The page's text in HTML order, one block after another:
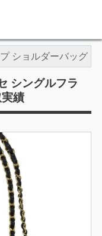
ショルダーバッグ
シングルフラ
績